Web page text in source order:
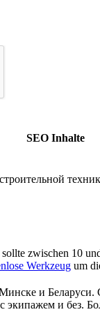
SEO Inhalte
zwischen 10
Werkzeug um
и Беларуси.
экипажем и без.